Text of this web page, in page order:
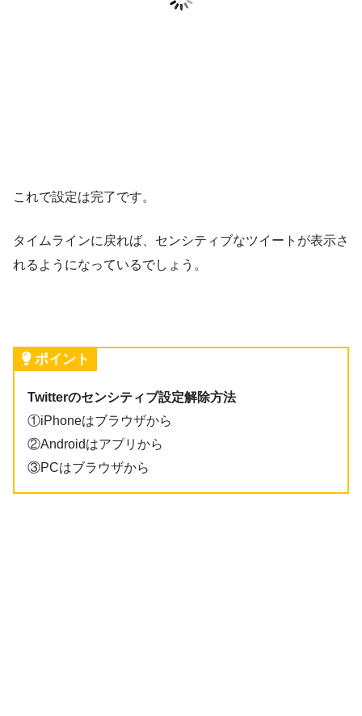
これで設定は完了です。
タイムラインに戻れば、センシティブなツイートが表示さ
れるようになっているでしょう。
ポイント
Twitterのセンシティブ設定解除方法
①iPhoneはブラウザから
②Androidはアプリから
③PCはブラウザから